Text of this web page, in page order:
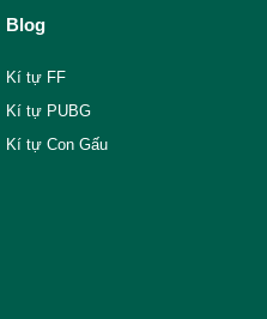
Blog
Kí tự FF
Kí tự PUBG
Kí tự Con Gấu